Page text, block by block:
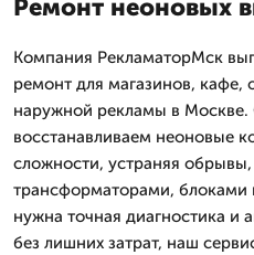
Ремонт неоновых
Компания РекламаторМск
ремонт для магазинов, кафе,
наружной рекламы в Москве.
восстанавливаем неоновые
сложности, устраняя
трансформаторами, блоками
нужна точная диагностика и
без лишних затрат, наш